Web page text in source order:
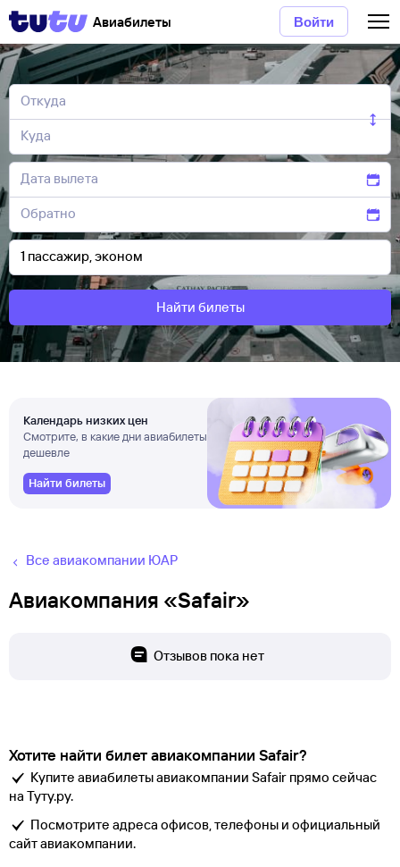
Авиабилеты Войти
Найти билеты
Календарь низких цен
Смотрите, в какие дни авиабилеты
дешевле
Найти билеты
Все авиакомпании ЮАР
Авиакомпания «Safair»
Отзывов пока нет
Хотите найти билет авиакомпании Safair?
Купите авиабилеты авиакомпании Safair прямо сейчас
на Туту.ру.
Посмотрите адреса офисов, телефоны и официальный
сайт авиакомпании.